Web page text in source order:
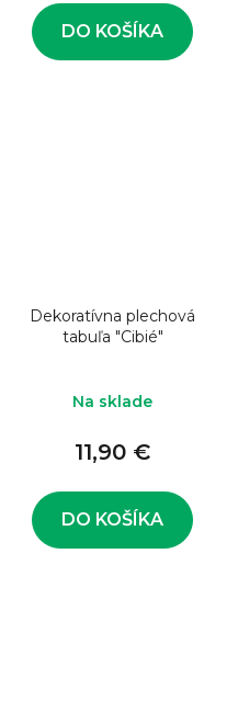
DO KOŠÍKA
Dekoratívna plechová
tabuľa "Cibié"
Na sklade
11,90 €
DO KOŠÍKA